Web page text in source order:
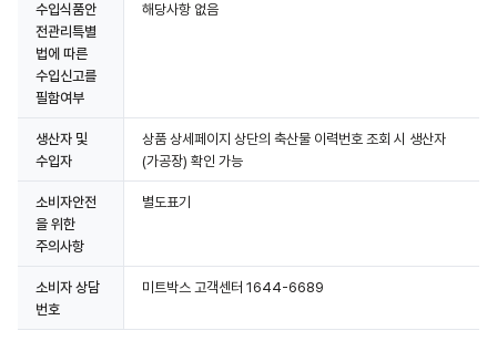
수입식품안
전관리특별
법에 따른
수입신고를
필함여부
해당사항 없음
생산자 및
수입자
상품 상세페이지 상단의 축산물 이력번호 조회 시 생산자
(가공장) 확인 가능
소비자안전
을 위한
주의사항
별도표기
소비자 상담
번호
미트박스 고객센터 1644-6689